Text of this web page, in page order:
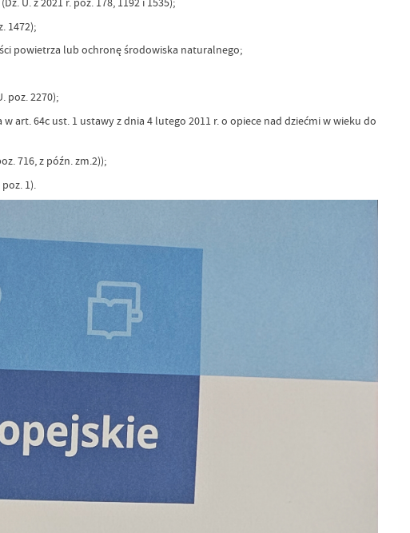
1472);
powietrza lub ochronę środowiska naturalnego;
poz. 2270);
art. 64c ust. 1 ustawy z dnia 4 lutego 2011 r. o opiece nad dziećmi w wieku do
716, z późn. zm.2));
1).